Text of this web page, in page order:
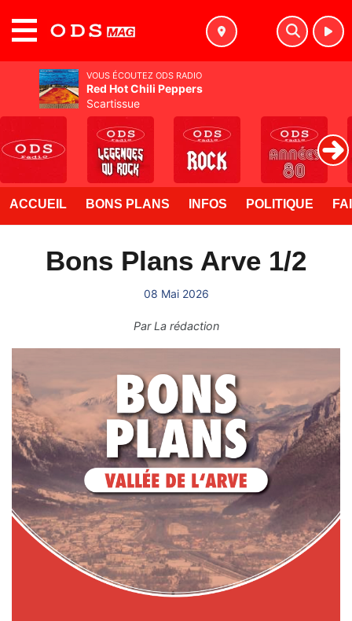
ACCUEIL BONS PLANS INFOS POLITIQUE
Bons Plans Arve 1/2
08 Mai 2026
ParLa rédaction
VOUS ÉCOUTEZ ODS RADIO
Red Hot Chili Peppers
Scartissue